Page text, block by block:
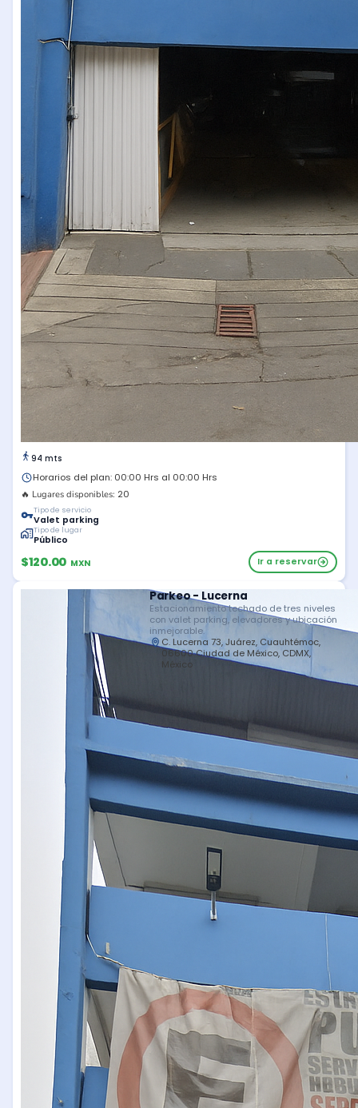
94 mts
Horarios del plan: 00:00 Hrs al 00:00 Hrs
🔥 Lugares disponibles: 20
Tipo de servicio
Valet parking
Tipo de lugar
Público
$120.00 MXN Ir a reservar
Parkeo - Lucerna
Estacionamiento techado de tres niveles
con valet parking, elevadores y ubicación
inmejorable.
C. Lucerna 73, Juárez, Cuauhtémoc,
06600 Ciudad de México, CDMX,
México